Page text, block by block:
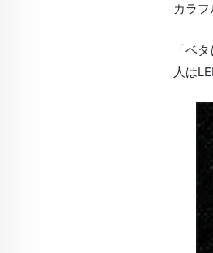
カラ
「ベ
人は